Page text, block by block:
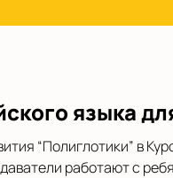
языка
“Полиглотики” в
работают с